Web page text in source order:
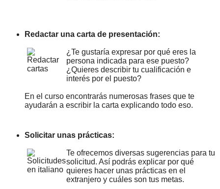
Redactar una carta de presentación:
¿Te gustaría expresar por qué eres la
persona indicada para ese puesto?
¿Quieres describir tu cualificación e
interés por el puesto?
En el curso encontrarás numerosas frases que te
ayudarán a escribir la carta explicando todo eso.
Solicitar unas prácticas:
Te ofrecemos diversas sugerencias para tu
solicitud. Así podrás explicar por qué
quieres hacer unas prácticas en el
extranjero y cuáles son tus metas.